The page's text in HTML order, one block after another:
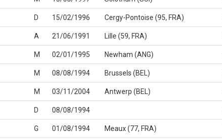
D 15/02/1996 Cergy-Pontoise (95, FRA)
A 21/06/1991 Lille (59, FRA)
M 02/01/1995 Newham (ANG)
M 08/08/1994 Brussels (BEL)
M 03/11/2004 Antwerp (BEL)
D 08/08/1994
G 01/08/1994 Meaux (77, FRA)